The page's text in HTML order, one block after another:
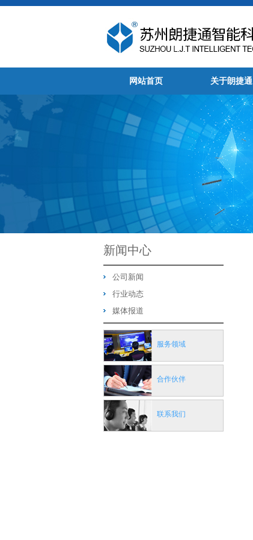
网站首页 关于朗捷通
新闻中心
公司新闻
行业动态
媒体报道
服务领域
合作伙伴
联系我们